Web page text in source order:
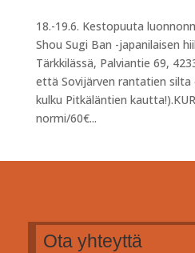
18.-19.6. Kestopuuta
Shou Sugi Ban -japanilaisen
Tärkkilässä, Palviantie 69,
että Sovijärven rantatien silta
kulku Pitkäläntien
normi/60€...
Ota yhteyttä